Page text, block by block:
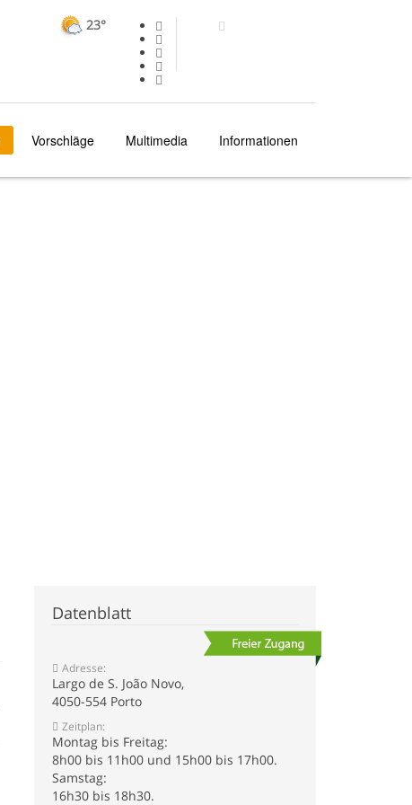
23°
Vorschläge Multimedia Informationen
Datenblatt
Adresse:
Largo de S. João Novo,
4050-554 Porto
Zeitplan:
Montag bis Freitag:
8h00 bis 11h00 und 15h00 bis 17h00.
Samstag:
16h30 bis 18h30.